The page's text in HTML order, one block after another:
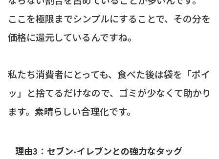
ここを極限までシンプルにすることで、その分を
価格に還元しているんですね。
私たち消費者にとっても、食べた後は袋を「ポイ
ッ」と捨てるだけなので、ゴミが少なくて助かり
ます。素晴らしい合理化です。
理由3：セブン-イレブンとの強力なタッグ